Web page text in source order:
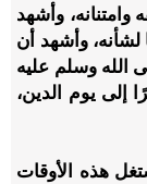
وامتنانه، وأشهد
لشأنه، وأشهد أن
الله وسلم عليه
إلى يوم الدين،
هذه الأوقات